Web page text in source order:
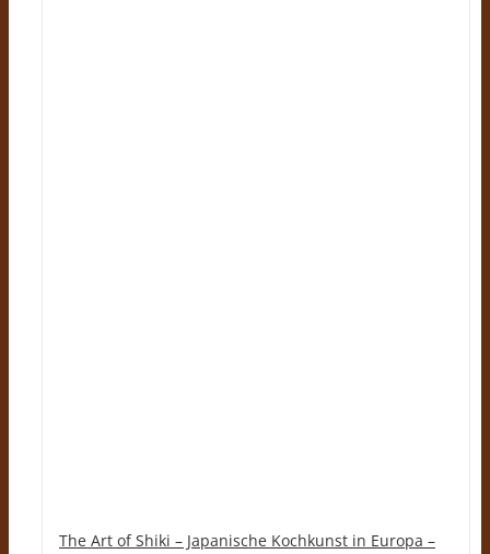
The Art of Shiki – Japanische Kochkunst in Europa –